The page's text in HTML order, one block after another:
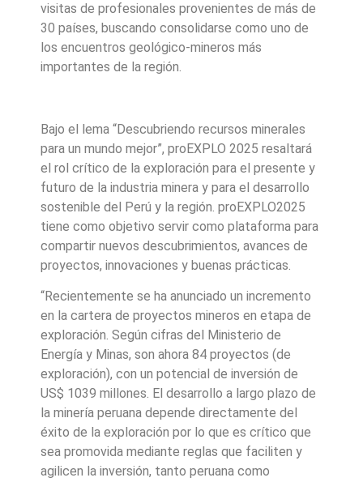
visitas de profesionales provenientes de más de
30 países, buscando consolidarse como uno de
los encuentros geológico-mineros más
importantes de la región.
Bajo el lema “Descubriendo recursos minerales
para un mundo mejor”, proEXPLO 2025 resaltará
el rol crítico de la exploración para el presente y
futuro de la industria minera y para el desarrollo
sostenible del Perú y la región. proEXPLO2025
tiene como objetivo servir como plataforma para
compartir nuevos descubrimientos, avances de
proyectos, innovaciones y buenas prácticas.
“Recientemente se ha anunciado un incremento
en la cartera de proyectos mineros en etapa de
exploración. Según cifras del Ministerio de
Energía y Minas, son ahora 84 proyectos (de
exploración), con un potencial de inversión de
US$ 1039 millones. El desarrollo a largo plazo de
la minería peruana depende directamente del
éxito de la exploración por lo que es crítico que
sea promovida mediante reglas que faciliten y
agilicen la inversión, tanto peruana como